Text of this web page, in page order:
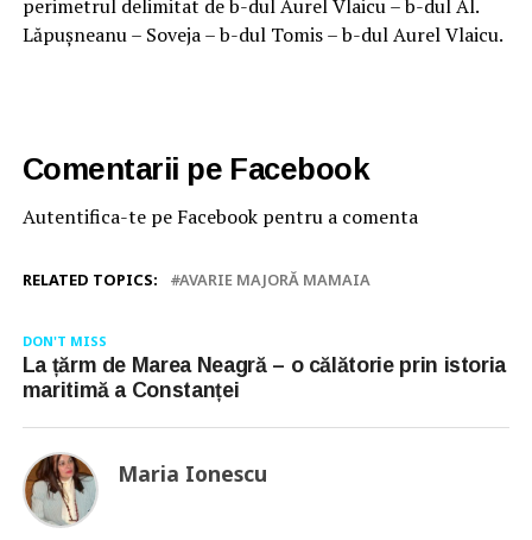
perimetrul delimitat de b-dul Aurel Vlaicu – b-dul Al.
Lăpușneanu – Soveja – b-dul Tomis – b-dul Aurel Vlaicu.
Comentarii pe Facebook
Autentifica-te pe Facebook pentru a comenta
RELATED TOPICS: AVARIE MAJORĂ MAMAIA
DON'T MISS
La țărm de Marea Neagră – o călătorie prin istoria
maritimă a Constanței
Maria Ionescu